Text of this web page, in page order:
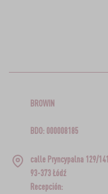
BROWIN
BDO: 000008185
calle Pryncypalna 129/141
93-373 Łódź
Recepción: